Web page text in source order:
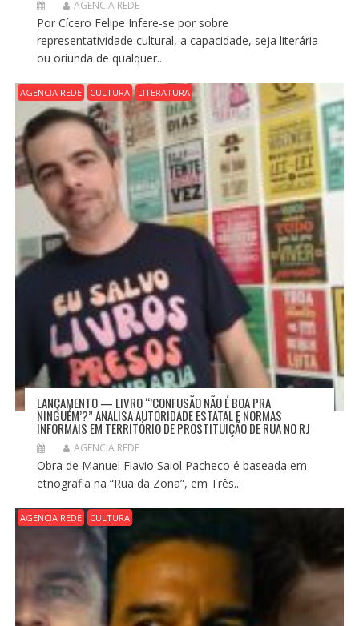
AGENCIA REDE
Por Cícero Felipe Infere-se por sobre
representatividade cultural, a capacidade, seja literária
ou oriunda de qualquer...
AGENCIA REDE CULTURA LITERATURA
LANÇAMENTO — LIVRO “’CONFUSÃO NÃO É BOA PRA
NINGUÉM’?” ANALISA AUTORIDADE ESTATAL E NORMAS
INFORMAIS EM TERRITÓRIO DE PROSTITUIÇÃO DE RUA NO RJ
AGENCIA REDE
Obra de Manuel Flavio Saiol Pacheco é baseada em
etnografia na “Rua da Zona”, em Três...
AGENCIA REDE CULTURA